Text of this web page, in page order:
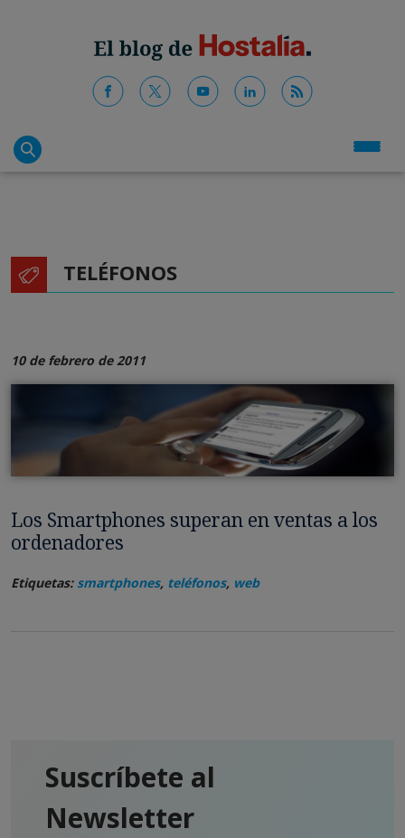
TELÉFONOS
10 de febrero de 2011
Los Smartphones superan en ventas a los
ordenadores
Etiquetas: smartphones, teléfonos, web
Suscríbete al
Newsletter